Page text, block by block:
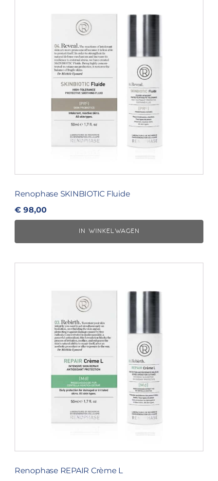
Afspraak maken
Renophase SKINBIOTIC Fluide
€ 98,00
IN WINKELWAGEN
Renophase REPAIR Crème L